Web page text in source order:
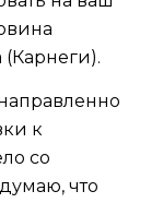
(Карнеги).
к
со
что